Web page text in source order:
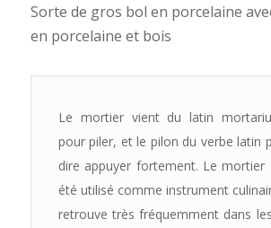
Sorte de gros bol en porcelaine
en porcelaine et bois
Le mortier vient du latin
pour piler, et le pilon du verbe latin
dire appuyer fortement. Le mortier
été utilisé comme instrument
retrouve très fréquemment dans